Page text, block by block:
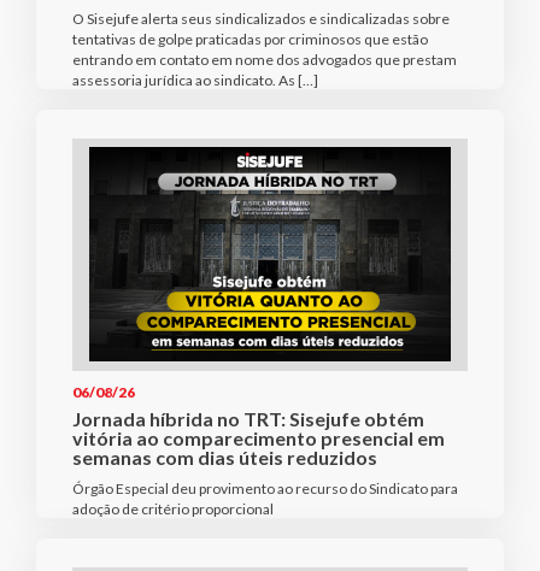
O Sisejufe alerta seus sindicalizados e sindicalizadas sobre
tentativas de golpe praticadas por criminosos que estão
entrando em contato em nome dos advogados que prestam
assessoria jurídica ao sindicato. As […]
06/08/26
Jornada híbrida no TRT: Sisejufe obtém
vitória ao comparecimento presencial em
semanas com dias úteis reduzidos
Órgão Especial deu provimento ao recurso do Sindicato para
adoção de critério proporcional